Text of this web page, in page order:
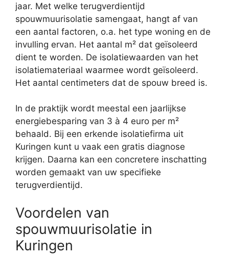
jaar. Met welke terugverdientijd
spouwmuurisolatie samengaat, hangt af van
een aantal factoren, o.a. het type woning en de
invulling ervan. Het aantal m² dat geïsoleerd
dient te worden. De isolatiewaarden van het
isolatiemateriaal waarmee wordt geïsoleerd.
Het aantal centimeters dat de spouw breed is.
In de praktijk wordt meestal een jaarlijkse
energiebesparing van 3 à 4 euro per m²
behaald. Bij een erkende isolatiefirma uit
Kuringen kunt u vaak een gratis diagnose
krijgen. Daarna kan een concretere inschatting
worden gemaakt van uw specifieke
terugverdientijd.
Voordelen van
spouwmuurisolatie in
Kuringen